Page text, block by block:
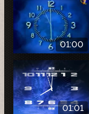
01:00
01:01